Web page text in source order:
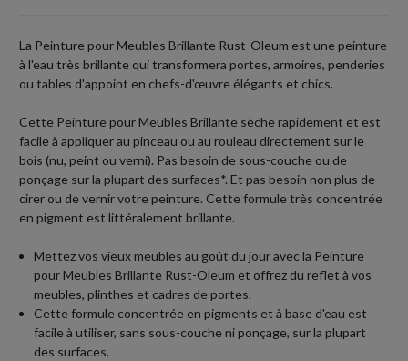
La Peinture pour Meubles Brillante Rust-Oleum est une peinture
à l'eau très brillante qui transformera portes, armoires, penderies
ou tables d'appoint en chefs-d'œuvre élégants et chics.
Cette Peinture pour Meubles Brillante sèche rapidement et est
facile à appliquer au pinceau ou au rouleau directement sur le
bois (nu, peint ou verni). Pas besoin de sous-couche ou de
ponçage sur la plupart des surfaces*. Et pas besoin non plus de
cirer ou de vernir votre peinture. Cette formule très concentrée
en pigment est littéralement brillante.
Mettez vos vieux meubles au goût du jour avec la Peinture
pour Meubles Brillante Rust-Oleum et offrez du reflet à vos
meubles, plinthes et cadres de portes.
Cette formule concentrée en pigments et à base d'eau est
facile à utiliser, sans sous-couche ni ponçage, sur la plupart
des surfaces.